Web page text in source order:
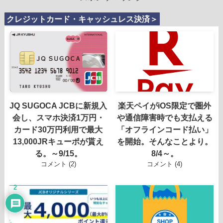
クレジットカード・キャッシュレス決済＞
JQ SUGOCA JCBに新規入
会し、スマホ決済1万円・
カード30万円利用で最大
13,000JRキューポが貰え
る。～9/15。
コメント (2)
楽天ペイがiOS限定で圏外
や通信障害時でも支払える
「オフラインコード払い」
を開始。そんなことより。
8/4～。
コメント (4)
2